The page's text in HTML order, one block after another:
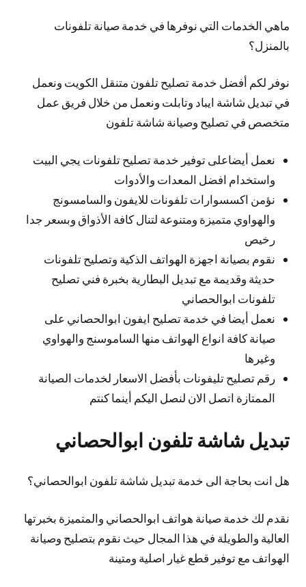
ماهي الخدمات التي نوفرها في خدمة صيانة تلفونات
بالمنزل؟
نوفر لكم أفضل خدمة تصليح تلفون متنقل الكويت ونعمل
في تبديل شاشة ايباد وتابلت ونعمل من خلال فريق عمل
متخصص في تصليح وصيانة شاشة تلفون
نعمل أيضاعلى توفير خدمة تصليح تلفونات يجي البيت
واستخدام افضل المعدات والأدوات
نؤمن اكسسوارات تلفونات للايفون والسامسونج
والهواوي متميزة ومتنوعة لتنال كافة الأذواق وبسعر جدا
رخيص
نقوم بصيانة اجهزة الهواتف الذكية وتصليح تلفونات
حديثة وقديمة مع تبديل البطارية بخبرة فني تصليح
تلفونات ابوالحصاني
نعمل أيضا في خدمة تصليح ايفون ابوالحصاني على
صيانة كافة انواع الهواتف منها الساموسنج والهواوي
وغيرها
رقم تصليح تليفونات بأفضل الاسعار لخدمات الصيانة
الممتازة اتصل الان لنصل اليكم أينما كنتم
تبديل شاشة تلفون ابوالحصاني
هل انت بحاجة الى خدمة تبديل شاشة تلفون ابوالحصاني؟
نقدم لك خدمة صيانة هواتف ابوالحصاني والمتميزة بخبرتها
العالية والطويلة في هذا المجال حيث نقوم بتصليح وصيانة
الهواتف مع توفير قطع غيار اصلية ومتينة